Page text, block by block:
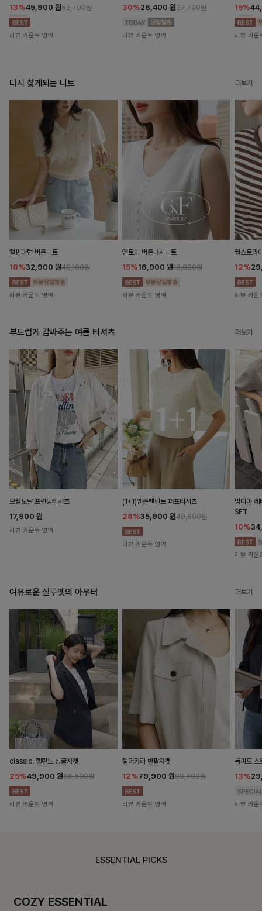
13%45,900 원52,700원
리뷰 카운트 영역
30%26,400 원37,700원
리뷰 카운트 영역
15%
리뷰 카운
다시 찾게되는 니트 더보기
캘핀패턴 버튼니트
18%32,900 원40,100원
리뷰 카운트 영역
앤토이 버튼나시니트
15%16,900 원19,800원
리뷰 카운트 영역
월스트라
12%
리뷰 카운
부드럽게 감싸주는 여름 티셔츠 더보기
브쉘모달 프린팅티셔츠
17,900 원
리뷰 카운트 영역
(1+1)앤튼펜던트 퍼프티셔츠
28%35,900 원49,800원
리뷰 카운트 영역
밍디아 레
SET
10%
리뷰 카운
여유로운 실루엣의 아우터 더보기
classic. 헬린느 싱글자켓
25%49,900 원66,500원
리뷰 카운트 영역
탤더카라 반팔자켓
12%79,900 원90,700원
리뷰 카운트 영역
롬피드 스
13%
리뷰 카운
ESSENTIAL PICKS
COZY ESSENTIAL